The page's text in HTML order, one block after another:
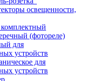
освещенности,
(фотореле)
для
устройств
для
устройств